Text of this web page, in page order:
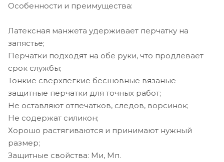
Особенности и преимущества:
Латексная манжета удерживает перчатку на
запястье;
Перчатки подходят на обе руки, что продлевает
срок службы;
Тонкие сверхлегкие бесшовные вязаные
защитные перчатки для точных работ;
Не оставляют отпечатков, следов, ворсинок;
Не содержат силикон;
Хорошо растягиваются и принимают нужный
размер;
Защитные свойства: Ми, Мп.